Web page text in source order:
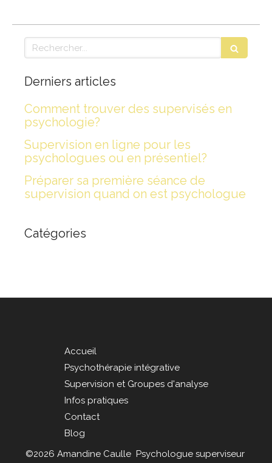
Rechercher
Derniers articles
Comment trouver des supervisés en
psychologie?
Supervision en ligne pour les
psychologues ou en présentiel?
Préparer sa première séance de
supervision quand on est psychologue
Catégories
Accueil
Psychothérapie intégrative
Supervision et Groupes d'analyse
Infos pratiques
Contact
Blog
©2026 Amandine Caulle Psychologue superviseur